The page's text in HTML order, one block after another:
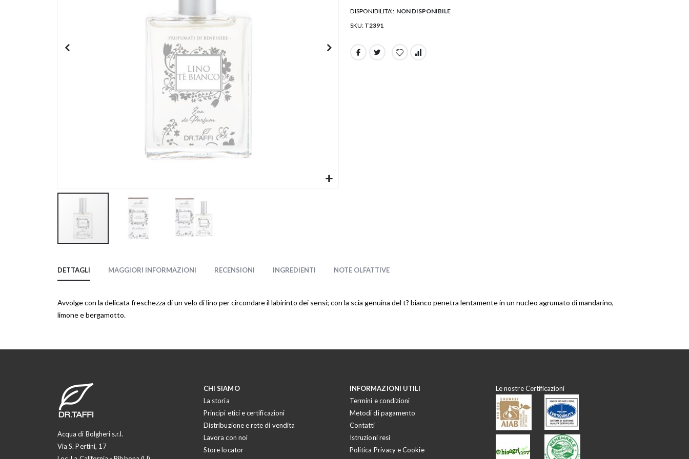
della
di
immagini
DISPONIBILITA': NON DISPONIBILE
SKU T2391
DETTAGLI
Avvolge con la delicata freschezza di un velo di lino per circondare il labirinto dei sensi; con la scia genuina del t? bianco penetra lentamente in un nucleo agrumato di mandarino,
limone e bergamotto.
MAGGIORI INFORMAZIONI RECENSIONI INGREDIENTI NOTE OLFATTIVE
Acqua di Bolgheri s.r.l.
Via S. Pertini, 17
CHI SIAMO
La storia
Principi etici e certificazioni
Distribuzione e rete di vendita
Lavora con noi
Store locator
INFORMAZIONI UTILI
Termini e condizioni
Metodi di pagamento
Contatti
Istruzioni resi
Politica Privacy e Cookie
Le nostre Certificazioni